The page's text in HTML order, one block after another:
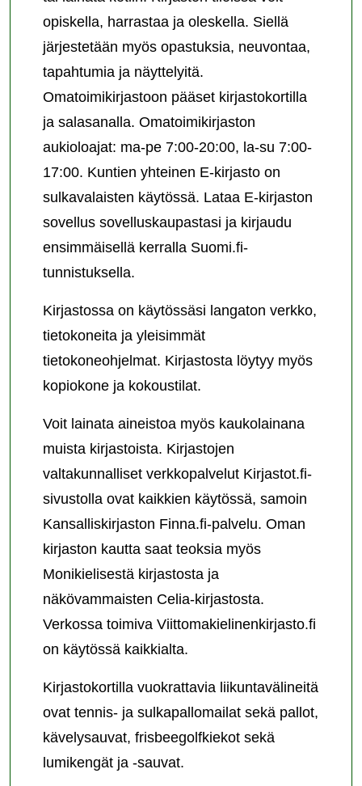
opiskella, harrastaa ja oleskella. Siellä
järjestetään myös opastuksia, neuvontaa,
tapahtumia ja näyttelyitä.
Omatoimikirjastoon pääset kirjastokortilla
ja salasanalla. Omatoimikirjaston
aukioloajat: ma-pe 7:00-20:00, la-su 7:00-
17:00. Kuntien yhteinen E-kirjasto on
sulkavalaisten käytössä. Lataa E-kirjaston
sovellus sovelluskaupastasi ja kirjaudu
ensimmäisellä kerralla Suomi.fi-
tunnistuksella.
Kirjastossa on käytössäsi langaton verkko,
tietokoneita ja yleisimmät
tietokoneohjelmat. Kirjastosta löytyy myös
kopiokone ja kokoustilat.
Voit lainata aineistoa myös kaukolainana
muista kirjastoista. Kirjastojen
valtakunnalliset verkkopalvelut Kirjastot.fi-
sivustolla ovat kaikkien käytössä, samoin
Kansalliskirjaston Finna.fi-palvelu. Oman
kirjaston kautta saat teoksia myös
Monikielisestä kirjastosta ja
näkövammaisten Celia-kirjastosta.
Verkossa toimiva Viittomakielinenkirjasto.fi
on käytössä kaikkialta.
Kirjastokortilla vuokrattavia liikuntavälineitä
ovat tennis- ja sulkapallomailat sekä pallot,
kävelysauvat, frisbeegolfkiekot sekä
lumikengät ja -sauvat.